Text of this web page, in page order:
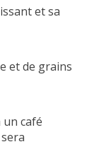
et sa
et de grains
café